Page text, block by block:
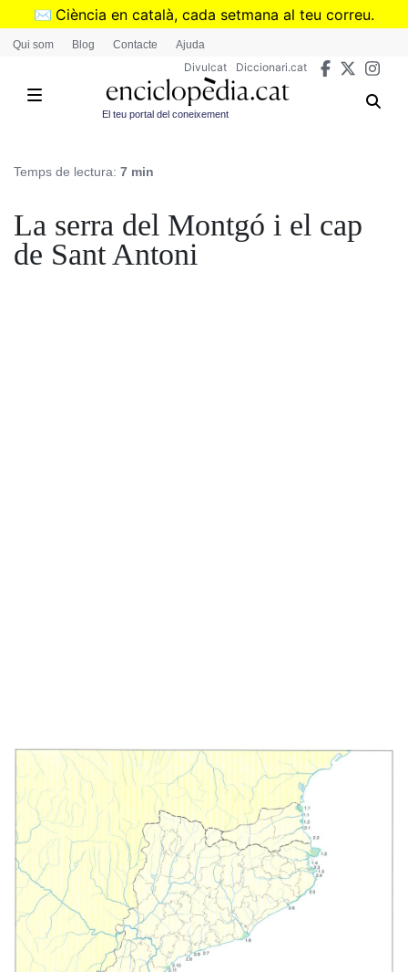
Vés
✉️ Ciència en català, cada setmana al teu correu.
➜Subscriu-te al butlletí de Divulcat
Qui som Blog Contacte Ajuda
Divulcat Diccionari.cat
El teu portal del coneixement
Temps de lectura: 7 min
La serra del Montgó i el cap
de Sant Antoni